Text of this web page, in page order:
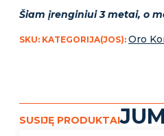
Šiam įrenginiui 3 metai, o
SKU: KATEGORIJA(JOS): Oro
SUSIJĘ PRODUKTAI